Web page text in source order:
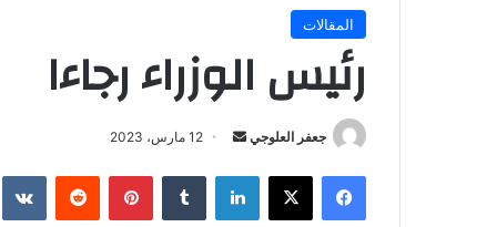
المقالات
رئيس الوزراء رجاءا
جعفر العلوجي
أرسل
إلكترونيا
12 مارس، 2023
فيسبوك ‫X لينكدإن بينتيريست